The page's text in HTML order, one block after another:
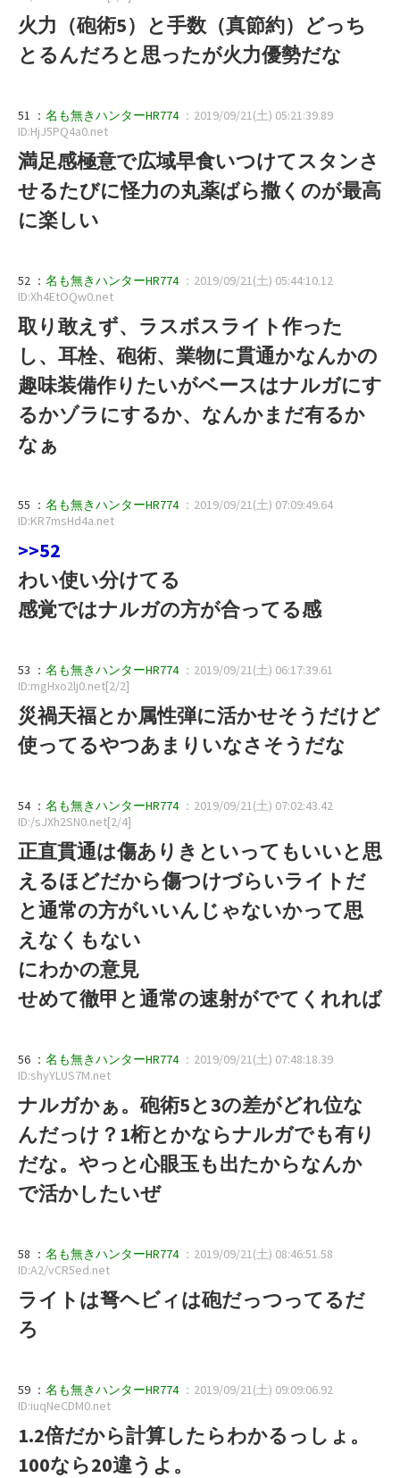
火力（砲術5）と手数（真節約）どっち
とるんだろと思ったが火力優勢だな
51 ： 名も無きハンターHR774 ：2019/09/21(土) 05:21:39.89
ID:HjJ5PQ4a0.net
満足感極意で広域早食いつけてスタンさ
せるたびに怪力の丸薬ばら撒くのが最高
に楽しい
52 ： 名も無きハンターHR774 ：2019/09/21(土) 05:44:10.12
ID:Xh4EtOQw0.net
取り敢えず、ラスボスライト作った
し、耳栓、砲術、業物に貫通かなんかの
趣味装備作りたいがベースはナルガにす
るかゾラにするか、なんかまだ有るか
なぁ
55 ： 名も無きハンターHR774 ：2019/09/21(土) 07:09:49.64
ID:KR7msHd4a.net
>>52
わい使い分けてる
感覚ではナルガの方が合ってる感
53 ： 名も無きハンターHR774 ：2019/09/21(土) 06:17:39.61
ID:mgHxo2lj0.net[2/2]
災禍天福とか属性弾に活かせそうだけど
使ってるやつあまりいなさそうだな
54 ： 名も無きハンターHR774 ：2019/09/21(土) 07:02:43.42
ID:/sJXh2SN0.net[2/4]
正直貫通は傷ありきといってもいいと思
えるほどだから傷つけづらいライトだ
と通常の方がいいんじゃないかって思
えなくもない
にわかの意見
せめて徹甲と通常の速射がでてくれれば
56 ： 名も無きハンターHR774 ：2019/09/21(土) 07:48:18.39
ID:shyYLUS7M.net
ナルガかぁ。砲術5と3の差がどれ位な
んだっけ？1桁とかならナルガでも有り
だな。やっと心眼玉も出たからなんか
で活かしたいぜ
58 ： 名も無きハンターHR774 ：2019/09/21(土) 08:46:51.58
ID:A2/vCR5ed.net
ライトは弩ヘビィは砲だっつってるだ
ろ
59 ： 名も無きハンターHR774 ：2019/09/21(土) 09:09:06.92
ID:iuqNeCDM0.net
1.2倍だから計算したらわかるっしょ。
100なら20違うよ。